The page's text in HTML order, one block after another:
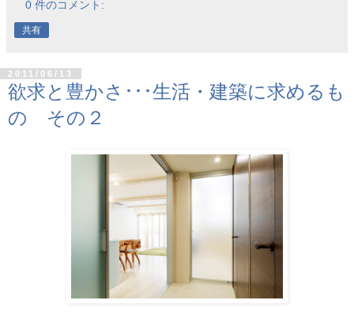
0 件のコメント:
共有
2011/06/13
欲求と豊かさ･･･生活・建築に求めるも
の その２